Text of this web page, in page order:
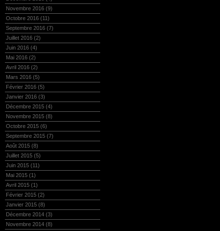
Novembre 2016 (9)
Octobre 2016 (11)
Septembre 2016 (7)
Juillet 2016 (2)
Juin 2016 (4)
Mai 2016 (2)
Avril 2016 (2)
Mars 2016 (5)
Février 2016 (5)
Janvier 2016 (3)
Décembre 2015 (4)
Novembre 2015 (8)
Octobre 2015 (6)
Septembre 2015 (7)
Août 2015 (8)
Juillet 2015 (5)
Juin 2015 (11)
Mai 2015 (1)
Avril 2015 (1)
Février 2015 (2)
Janvier 2015 (8)
Décembre 2014 (3)
Novembre 2014 (8)